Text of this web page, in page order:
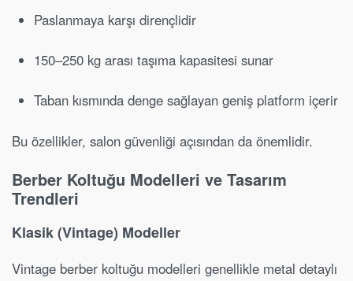
Paslanmaya karşı dirençlidir
150–250 kg arası taşıma kapasitesi sunar
Taban kısmında denge sağlayan geniş platform içerir
Bu özellikler, salon güvenliği açısından da önemlidir.
Berber Koltuğu Modelleri ve Tasarım
Trendleri
Klasik (Vintage) Modeller
Vintage berber koltuğu modelleri genellikle metal detaylı